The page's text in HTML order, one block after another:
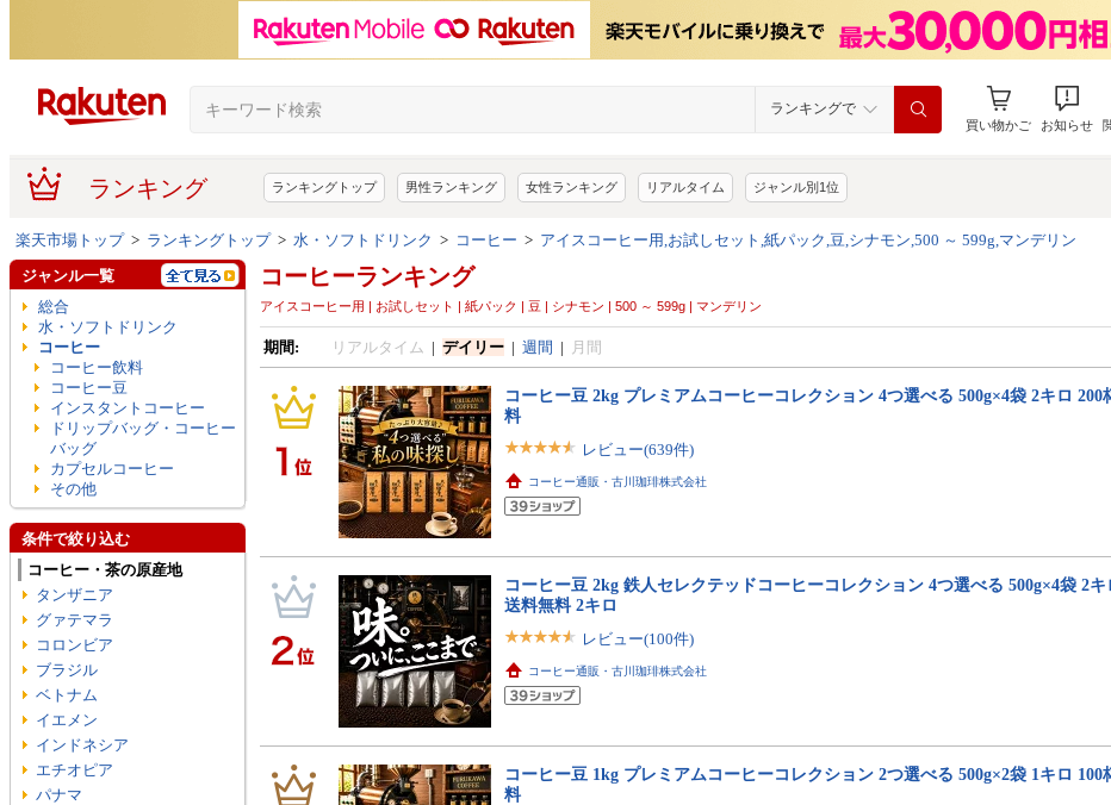
ランキングで
買い物かご お知らせ
ランキング ランキングトップ 男性ランキング 女性ランキング リアルタイム ジャンル別1位
楽天市場トップ> ランキングトップ> 水・ソフトドリンク > コーヒー > アイスコーヒー用,お試しセット,紙パック,豆,シナモン,500 ～ 599g,マンデリン
コーヒーランキング
アイスコーヒー用 | お試しセット | 紙パック | 豆 | シナモン | 500 ～ 599g | マンデリン
期間: リアルタイム | デイリー| 週間 | 月間
コーヒー豆 2kg プレミアムコーヒーコレクション 4つ選べる 500g×4袋 2キロ 200
料
レビュー(639件)
コーヒー通販・古川珈琲株式会社
コーヒー豆 2kg 鉄人セレクテッドコーヒーコレクション 4つ選べる 500g×4袋 2キ
送料無料 2キロ
レビュー(100件)
コーヒー通販・古川珈琲株式会社
コーヒー豆 1kg プレミアムコーヒーコレクション 2つ選べる 500g×2袋 1キロ 100
料
ジャンル一覧
総合
水・ソフトドリンク
コーヒー
コーヒー飲料
コーヒー豆
インスタントコーヒー
ドリップバッグ・コーヒー
バッグ
カプセルコーヒー
その他
条件で絞り込む
コーヒー・茶の原産地
タンザニア
グァテマラ
コロンビア
ブラジル
ベトナム
イエメン
インドネシア
エチオピア
パナマ